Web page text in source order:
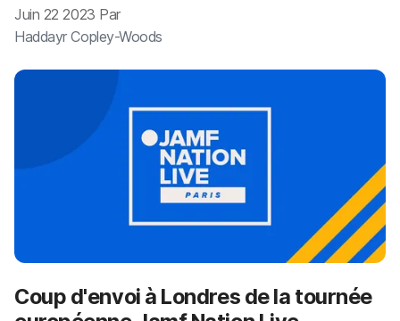
a
l
Juin 22 2023 Par
Haddayr Copley-Woods
Coup d'envoi à Londres de la tournée